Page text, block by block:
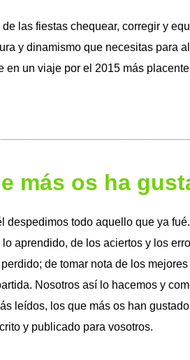
las fiestas chequear, corregir y
y dinamismo que necesitas para
en un viaje por el 2015 más
más os ha
despedimos todo aquello que ya
aprendido, de los aciertos y los
de tomar nota de los
Nosotros así lo hacemos y
leídos, los que más os han
y publicado para vosotros.